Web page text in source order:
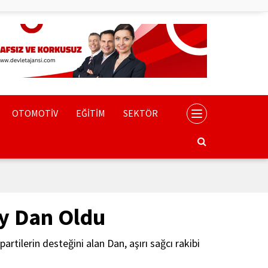
OTOMOTİV EĞİTİM SEKTÖR
Dan Oldu
desteğini alan Dan, aşırı sağcı rakibi